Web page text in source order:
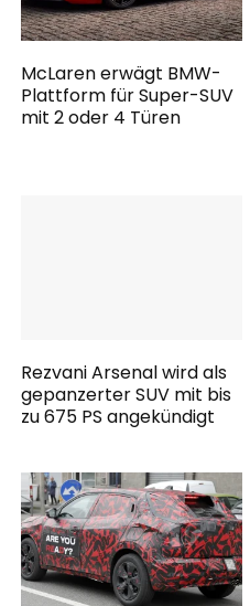
McLaren erwägt BMW-
Plattform für Super-SUV
mit 2 oder 4 Türen
Rezvani Arsenal wird als
gepanzerter SUV mit bis
zu 675 PS angekündigt